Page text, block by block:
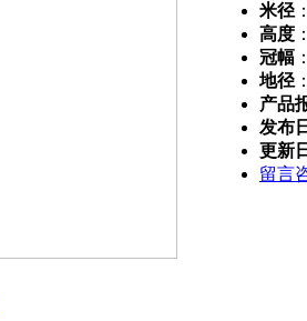
米径
高度
冠幅
地径
产品
发布
更新
留言